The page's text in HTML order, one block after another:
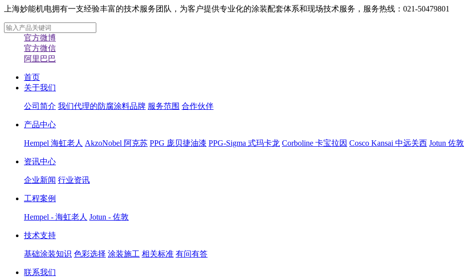
上海妙能机电拥有一支经验丰富的技术服务团队，为客户提供专业化的涂装配套体系和现场技术服务，服务热线：021-50479801
官方微博
官方微信
阿里巴巴
首页
关于我们
公司简介 我们代理的防腐涂料品牌 服务范围 合作伙伴
产品中心
Hempel 海虹老人 AkzoNobel 阿克苏 PPG 庞贝捷油漆 PPG-Sigma 式玛卡龙 Corboline 卡宝拉因 Cosco Kansai 中远关西 Jotun 佐敦
资讯中心
企业新闻 行业资讯
工程案例
Hempel - 海虹老人 Jotun - 佐敦
技术支持
基础涂装知识 色彩选择 涂装施工 相关标准 有问有答
联系我们